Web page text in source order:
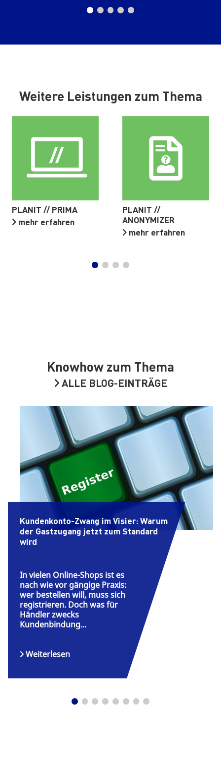
Weitere Leistungen zum Thema
PLANIT // PRIMA
mehr erfahren
PLANIT //
ANONYMIZER
mehr erfahren
Knowhow zum Thema
ALLE BLOG-EINTRÄGE
Kundenkonto-Zwang im Visier: Warum
der Gastzugang jetzt zum Standard
wird
In vielen Online-Shops ist es
nach wie vor gängige Praxis:
wer bestellen will, muss sich
registrieren. Doch was für
Händler zwecks
Kundenbindung...
Weiterlesen